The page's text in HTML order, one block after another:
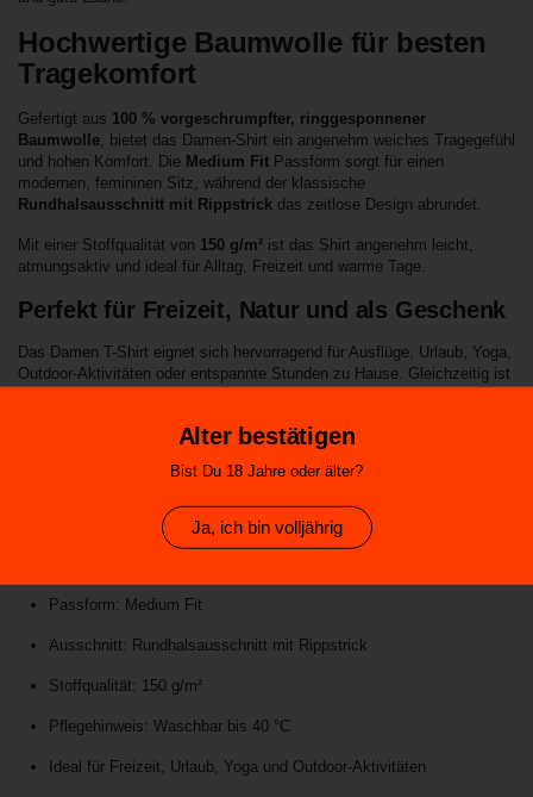
Hochwertige Baumwolle für besten
Tragekomfort
Gefertigt aus 100 % vorgeschrumpfter, ringgesponnener
Baumwolle, bietet das Damen-Shirt ein angenehm weiches Tragegefühl
und hohen Komfort. Die Medium Fit Passform sorgt für einen
modernen, femininen Sitz, während der klassische
Rundhalsausschnitt mit Rippstrick das zeitlose Design abrundet.
Mit einer Stoffqualität von 150 g/m² ist das Shirt angenehm leicht,
atmungsaktiv und ideal für Alltag, Freizeit und warme Tage.
Perfekt für Freizeit, Natur und als Geschenk
Das Damen T-Shirt eignet sich hervorragend für Ausflüge, Urlaub, Yoga,
Outdoor-Aktivitäten oder entspannte Stunden zu Hause. Gleichzeitig ist
Produktdetails
Motiv: „Yoga Fuchs“ – Sauerland Edition
Passform: Medium Fit
Ausschnitt: Rundhalsausschnitt mit Rippstrick
Stoffqualität: 150 g/m²
Pflegehinweis: Waschbar bis 40 °C
Ideal für Freizeit, Urlaub, Yoga und Outdoor-Aktivitäten
Alter bestätigen
Bist Du 18 Jahre oder älter?
Ja, ich bin volljährig